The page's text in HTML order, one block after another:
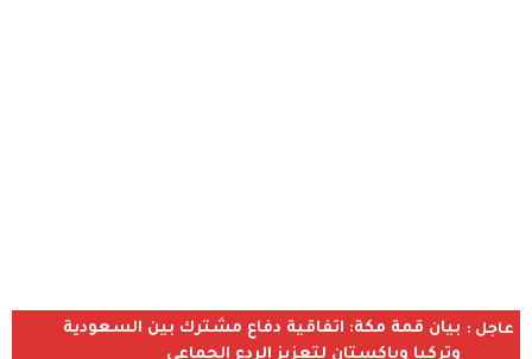
عاجل : بيان قمة مكة: اتفاقية دفاع مشترك بين السعودية
وتركيا وباكستان لتعزيز الردع الجماعي